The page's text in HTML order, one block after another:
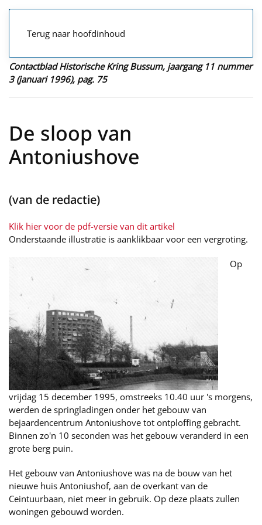
Terug naar hoofdinhoud
Contactblad Historische Kring Bussum, jaargang 11 nummer
3 (januari 1996), pag. 75
De sloop van
Antoniushove
(van de redactie)
Klik hier voor de pdf-versie van dit artikel
Onderstaande illustratie is aanklikbaar voor een vergroting.
Op
vrijdag 15 december 1995, omstreeks 10.40 uur 's morgens,
werden de springladingen onder het gebouw van
bejaardencentrum Antoniushove tot ontploffing gebracht.
Binnen zo'n 10 seconden was het gebouw veranderd in een
grote berg puin.
Het gebouw van Antoniushove was na de bouw van het
nieuwe huis Antoniushof, aan de overkant van de
Ceintuurbaan, niet meer in gebruik. Op deze plaats zullen
woningen gebouwd worden.